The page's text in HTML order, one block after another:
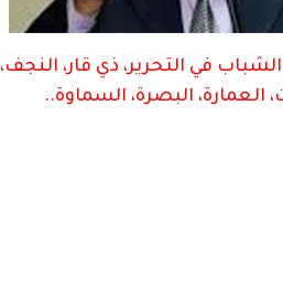
في التحرير، ذي قار، النجف،
العمارة، البصرة، السماوة..